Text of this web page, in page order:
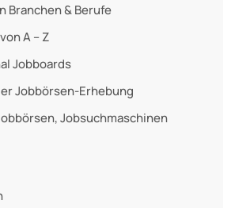
Branchen & Berufe
A – Z
Jobboards
Jobbörsen-Erhebung
Jobsuchmaschinen